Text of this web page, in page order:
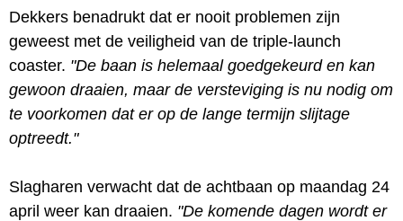
Dekkers benadrukt dat er nooit problemen zijn
geweest met de veiligheid van de triple-launch
coaster. "De baan is helemaal goedgekeurd en kan
gewoon draaien, maar de versteviging is nu nodig om
te voorkomen dat er op de lange termijn slijtage
optreedt."
Slagharen verwacht dat de achtbaan op maandag 24
april weer kan draaien. "De komende dagen wordt er